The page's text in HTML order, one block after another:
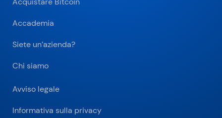
Accademia
Siete un’azienda?
Chi siamo
Avviso legale
Informativa sulla privacy